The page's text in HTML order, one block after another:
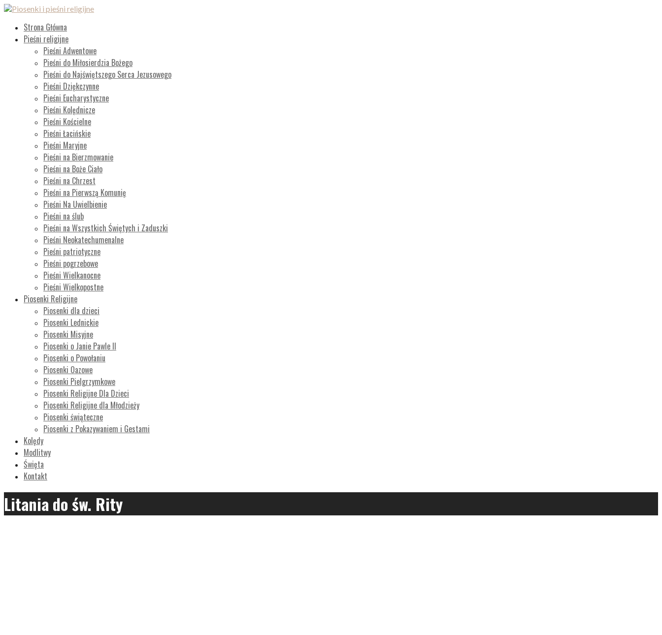
Przejdź
treści
Strona Główna
Pieśni religijne
Pieśni Adwentowe
Pieśni do Miłosierdzia Bożego
Pieśni do Najświętszego Serca Jezusowego
Pieśni Dziękczynne
Pieśni Eucharystyczne
Pieśni Kolędnicze
Pieśni Kościelne
Pieśni Łacińskie
Pieśni Maryjne
Pieśni na Bierzmowanie
Pieśni na Boże Ciało
Pieśni na Chrzest
Pieśni na Pierwszą Komunię
Pieśni Na Uwielbienie
Pieśni na ślub
Pieśni na Wszystkich Świętych i Zaduszki
Pieśni Neokatechumenalne
Pieśni patriotyczne
Pieśni pogrzebowe
Pieśni Wielkanocne
Pieśni Wielkopostne
Piosenki Religijne
Piosenki dla dzieci
Piosenki Lednickie
Piosenki Misyjne
Piosenki o Janie Pawle II
Piosenki o Powołaniu
Piosenki Oazowe
Piosenki Pielgrzymkowe
Piosenki Religijne Dla Dzieci
Piosenki Religijne dla Młodzieży
Piosenki świąteczne
Piosenki z Pokazywaniem i Gestami
Kolędy
Modlitwy
Święta
Kontakt
Litania do św. Rity